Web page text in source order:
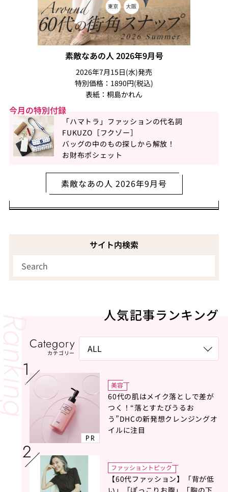
素敵なあの人 2026年9月号
2026年7月15日(水)発売
特別価格：1890円(税込)
表紙：桐島かれん
今月の特別付録
「ハマトラ」ファッションの代名詞
FUKUZO［フクゾー］
バッグの中のもの探しから解放！
お財布ポシェット
素敵なあの人 2026年9月号
サイト内検索
人気記事ランキング
Category
カテゴリー
PR
美容
60代の肌はメイク落としで差が
つく！“落とすたびうるお
う”DHCの新発想クレンジングオ
イルに注目
ファッショントピック
【60代ファッション】「背が低